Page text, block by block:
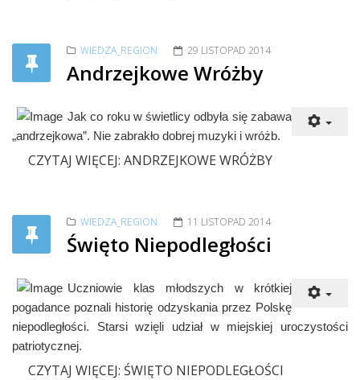
WIEDZA_REGION 29 LISTOPAD 2014
Andrzejkowe Wróżby
Jak co roku w świetlicy odbyła się zabawa
„andrzejkowa”. Nie zabrakło dobrej muzyki i wróżb.
CZYTAJ WIĘCEJ: ANDRZEJKOWE WRÓŻBY
WIEDZA_REGION 11 LISTOPAD 2014
Święto Niepodległości
Uczniowie klas młodszych w krótkiej
pogadance poznali historię odzyskania przez Polskę
niepodległości. Starsi wzięli udział w miejskiej uroczystości
patriotycznej.
CZYTAJ WIĘCEJ: ŚWIĘTO NIEPODLEGŁOŚCI